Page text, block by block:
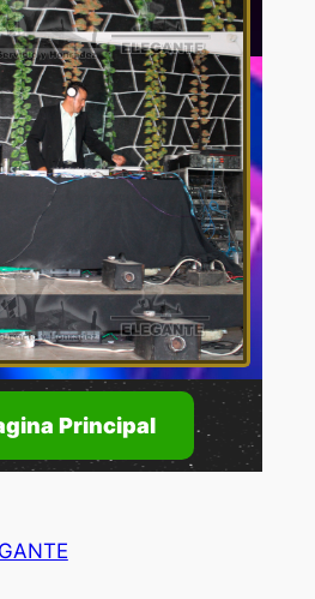
Principal